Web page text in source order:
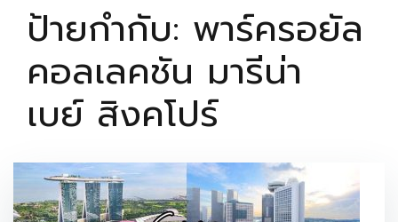
ป้ายกำกับ: พาร์ครอยัล
คอลเลคชัน มารีน่า
เบย์ สิงคโปร์